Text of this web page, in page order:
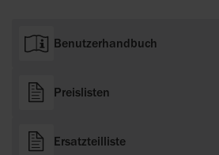
sehr übersichtlich positioniert. Das
niedrig - so kann sie einfach
zusammengefaltete Dusch- und
Benutzerhandbuch
Preislisten
Ersatzteilliste